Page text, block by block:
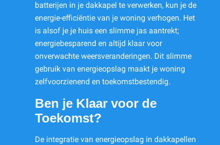
batterijen in je dakkapel te verwerken, kun je de
energie-efficiëntie van je woning verhogen. Het
is alsof je je huis een slimme jas aantrekt;
energiebesparend en altijd klaar voor
onverwachte weersveranderingen. Dit slimme
gebruik van energieopslag maakt je woning
zelfvoorzienend en toekomstbestendig.
Ben je Klaar voor de
Toekomst?
De integratie van energieopslag in dakkapellen